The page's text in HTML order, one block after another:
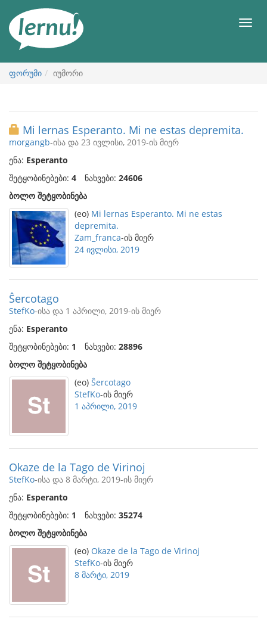
ნახვა
მენიუ
ფორუმი იუმორი
Mi lernas Esperanto. Mi ne estas depremita.
morgangb-ისა და 23 ივლისი, 2019-ის მიერ
ენა: Esperanto
შეტყობინებები: 4 ნახვები: 24606
ბოლო შეტყობინება
(eo) Mi lernas Esperanto. Mi ne estas
depremita.
Zam_franca-ის მიერ
24 ივლისი, 2019
Ŝercotago
StefKo-ისა და 1 აპრილი, 2019-ის მიერ
ენა: Esperanto
შეტყობინებები: 1 ნახვები: 28896
ბოლო შეტყობინება
(eo) Ŝercotago
StefKo-ის მიერ
1 აპრილი, 2019
Okaze de la Tago de Virinoj
StefKo-ისა და 8 მარტი, 2019-ის მიერ
ენა: Esperanto
შეტყობინებები: 1 ნახვები: 35274
ბოლო შეტყობინება
(eo) Okaze de la Tago de Virinoj
StefKo-ის მიერ
8 მარტი, 2019